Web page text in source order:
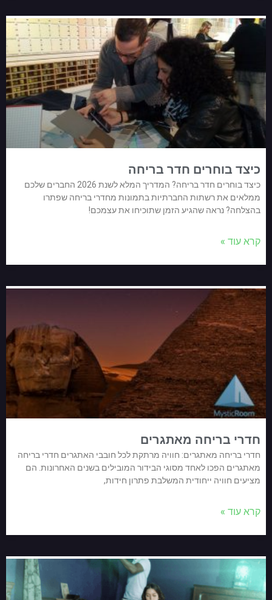
כיצד בוחרים חדר בריחה
כיצד בוחרים חדר בריחה? המדריך המלא לשנת 2026 החברים שלכם
ממלאים את רשתות החברתיות בתמונות מחדרי בריחה שפתרו
בהצלחה? נראה שהגיע הזמן שתוכיחו את עצמכם!
קרא עוד »
חדרי בריחה מאתגרים
חדרי בריחה מאתגרים: חוויה מרתקת לכל חובבי האתגרים חדרי בריחה
מאתגרים הפכו לאחד מסוגי הבידור המובילים בשנים האחרונות. הם
מציעים חוויה ייחודית המשלבת פתרון חידות,
קרא עוד »